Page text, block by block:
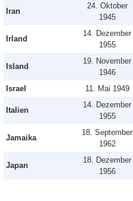
Iran
24. Oktober
1945
Irland
14. Dezember
1955
Island
19. November
1946
Israel 11. Mai 1949
Italien
14. Dezember
1955
Jamaika
18. September
1962
Japan
18. Dezember
1956